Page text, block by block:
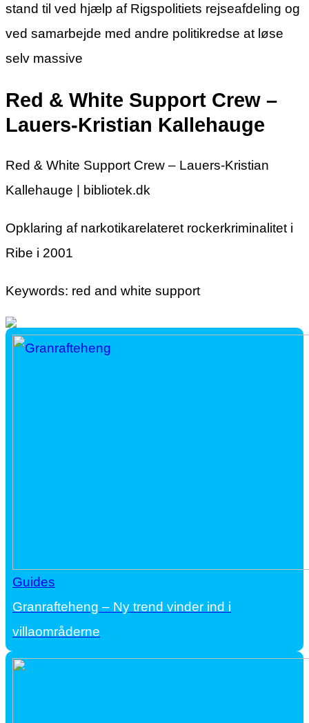
stand til ved hjælp af Rigspolitiets rejseafdeling og
ved samarbejde med andre politikredse at løse
selv massive
Red & White Support Crew –
Lauers-Kristian Kallehauge
Red & White Support Crew – Lauers-Kristian
Kallehauge | bibliotek.dk
Opklaring af narkotikarelateret rockerkriminalitet i
Ribe i 2001
Keywords: red and white support
Guides
Granrafteheng – Ny trend vinder ind i
villaområderne